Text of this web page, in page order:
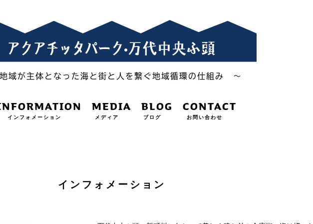
域が主体となった海と街と人を繋ぐ地域循環の仕組み ～
インフォメーション
MEDIA
メディア
BLOG
ブログ
CONTACT
お問い合わせ
インフォメーション